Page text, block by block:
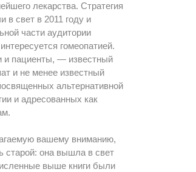
лекарства. Стратегия
свет в 2011 году и
части аудитории
гомеопатией.
и пациенты, — известный
и не менее известный
альтернативной
и адресованных как
вашему вниманию,
старой: она вышла в свет
выше книги были